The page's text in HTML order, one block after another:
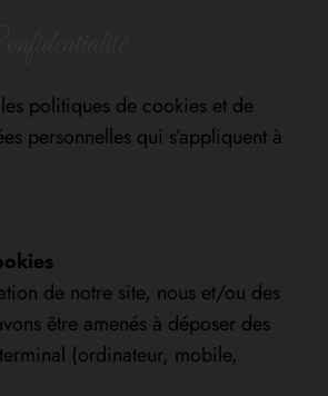
politiques de cookies et de
personnelles qui s’appliquent à
de notre site, nous et/ou des
être amenés à déposer des
(ordinateur, mobile,